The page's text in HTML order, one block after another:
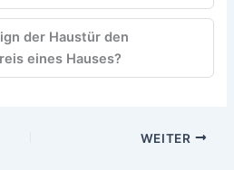
der Haustür den
eines Hauses?
WEITER